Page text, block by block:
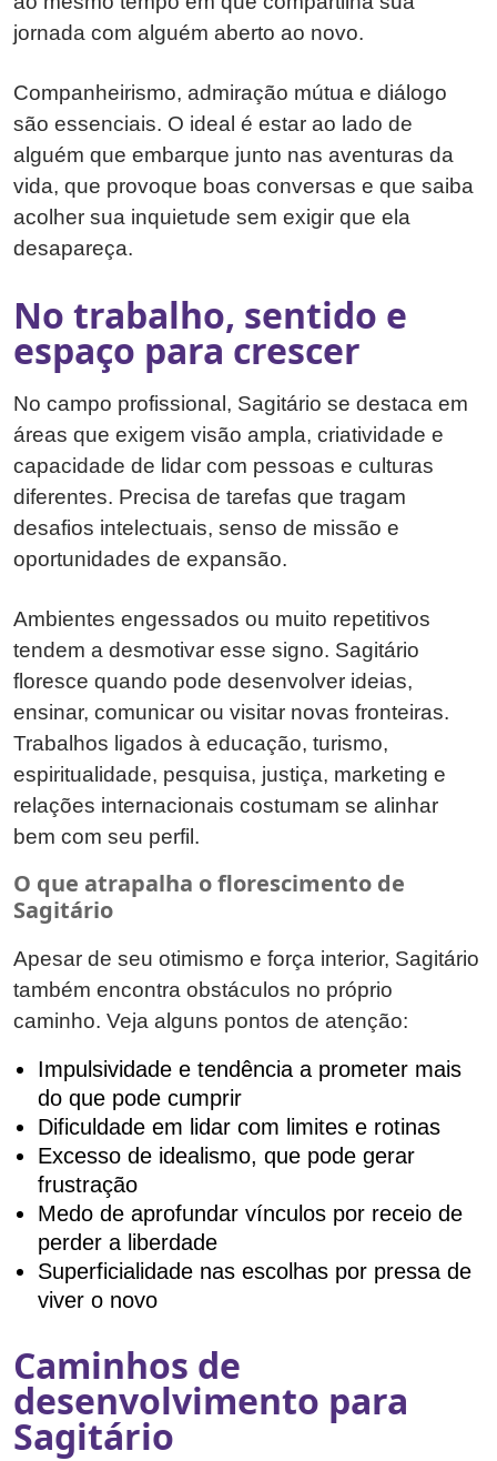
jornada com alguém aberto ao novo.
Companheirismo, admiração mútua e diálogo
são essenciais. O ideal é estar ao lado de
alguém que embarque junto nas aventuras da
vida, que provoque boas conversas e que saiba
acolher sua inquietude sem exigir que ela
desapareça.
No trabalho, sentido e
espaço para crescer
No campo profissional, Sagitário se destaca em
áreas que exigem visão ampla, criatividade e
capacidade de lidar com pessoas e culturas
diferentes. Precisa de tarefas que tragam
desafios intelectuais, senso de missão e
oportunidades de expansão.
Ambientes engessados ou muito repetitivos
tendem a desmotivar esse signo. Sagitário
floresce quando pode desenvolver ideias,
ensinar, comunicar ou visitar novas fronteiras.
Trabalhos ligados à educação, turismo,
espiritualidade, pesquisa, justiça, marketing e
relações internacionais costumam se alinhar
bem com seu perfil.
O que atrapalha o florescimento de
Sagitário
Apesar de seu otimismo e força interior, Sagitário
também encontra obstáculos no próprio
caminho. Veja alguns pontos de atenção:
Impulsividade e tendência a prometer mais
do que pode cumprir
Dificuldade em lidar com limites e rotinas
Excesso de idealismo, que pode gerar
frustração
Medo de aprofundar vínculos por receio de
perder a liberdade
Superficialidade nas escolhas por pressa de
viver o novo
Caminhos de
desenvolvimento para
Sagitário